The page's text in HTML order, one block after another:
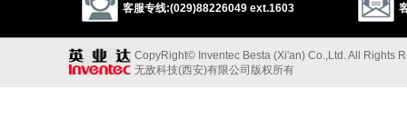
,travestied)
客服专线:(029)88226049 ext.1603
CopyRight© Inventec Besta (Xi'an) Co.,Ltd. All Rights
无敌科技(西安)有限公司版权所有